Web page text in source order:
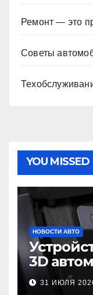
Ремонт — это
Советы
YOU MISSED
НОВОСТИ АВТО
3D
31 ИЮЛЯ